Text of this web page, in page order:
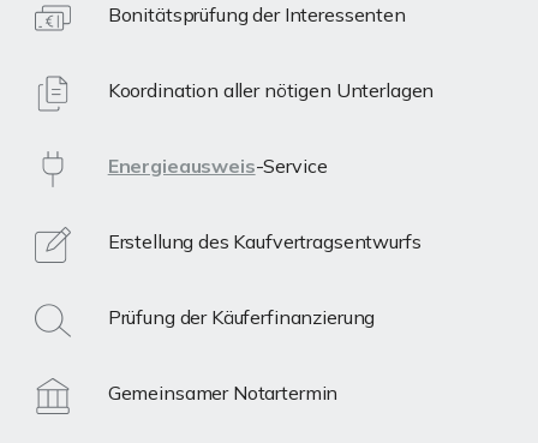
Bonitätsprüfung der Interessenten
Koordination aller nötigen Unterlagen
Energieausweis-Service
Erstellung des Kaufvertragsentwurfs
Prüfung der Käuferfinanzierung
Gemeinsamer Notartermin